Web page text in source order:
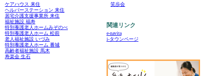
ケアハウス 来住
ヘルパーステーション 来住
居宅介護支援事業所 来住
福祉施設 福寿
特別養護老人ホームみぞのべ
特別養護老人ホーム 松前
老人福祉施設 いづみ
特別養護老人ホーム 番城
高齢者福祉施設 馬木
寿楽会 生石
笑歩会
関連リンク
e-navita
i-タウンページ